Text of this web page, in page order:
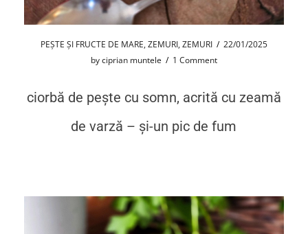
PEȘTE ȘI FRUCTE DE MARE, ZEMURI, ZEMURI / 22/01/2025
byciprian muntele / 1 Comment
ciorbă de pește cu somn, acrită cu zeamă
de varză – și-un pic de fum